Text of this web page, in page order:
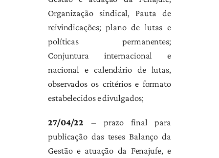
Organização sindical, Pauta de
reivindicações; plano de lutas e
políticas permanentes;
Conjuntura internacional e
nacional e calendário de lutas,
observados os critérios e formato
estabelecidos e divulgados;
27/04/22 – prazo final para
publicação das teses Balanço da
Gestão e atuação da Fenajufe, e